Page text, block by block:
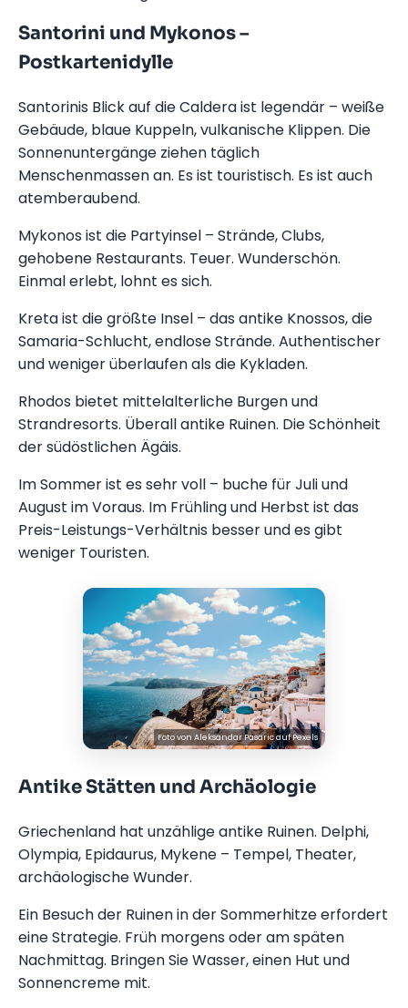
Santorini und Mykonos –
Postkartenidylle
Santorinis Blick auf die Caldera ist legendär – weiße
Gebäude, blaue Kuppeln, vulkanische Klippen. Die
Sonnenuntergänge ziehen täglich
Menschenmassen an. Es ist touristisch. Es ist auch
atemberaubend.
Mykonos ist die Partyinsel – Strände, Clubs,
gehobene Restaurants. Teuer. Wunderschön.
Einmal erlebt, lohnt es sich.
Kreta ist die größte Insel – das antike Knossos, die
Samaria-Schlucht, endlose Strände. Authentischer
und weniger überlaufen als die Kykladen.
Rhodos bietet mittelalterliche Burgen und
Strandresorts. Überall antike Ruinen. Die Schönheit
der südöstlichen Ägäis.
Im Sommer ist es sehr voll – buche für Juli und
August im Voraus. Im Frühling und Herbst ist das
Preis-Leistungs-Verhältnis besser und es gibt
weniger Touristen.
Foto vonAleksandar PasaricaufPexels
Antike Stätten und Archäologie
Griechenland hat unzählige antike Ruinen. Delphi,
Olympia, Epidaurus, Mykene – Tempel, Theater,
archäologische Wunder.
Ein Besuch der Ruinen in der Sommerhitze erfordert
eine Strategie. Früh morgens oder am späten
Nachmittag. Bringen Sie Wasser, einen Hut und
Sonnencreme mit.